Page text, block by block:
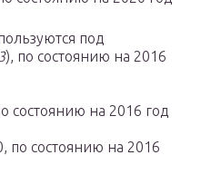
под
), по состоянию на 2016
состоянию на 2016 год
состоянию на 2016